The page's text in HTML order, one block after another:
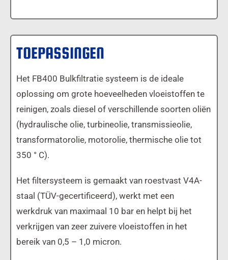
TOEPASSINGEN
Het FB400 Bulkfiltratie systeem is de ideale
oplossing om grote hoeveelheden vloeistoffen te
reinigen, zoals diesel of verschillende soorten oliën
(hydraulische olie, turbineolie, transmissieolie,
transformatorolie, motorolie, thermische olie tot
350 ° C).
Het filtersysteem is gemaakt van roestvast V4A-
staal (TÜV-gecertificeerd), werkt met een
werkdruk van maximaal 10 bar en helpt bij het
verkrijgen van zeer zuivere vloeistoffen in het
bereik van 0,5 – 1,0 micron.